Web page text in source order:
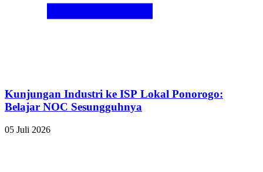
Kunjungan Industri ke ISP Lokal Ponorogo:
Belajar NOC Sesungguhnya
05 Juli 2026